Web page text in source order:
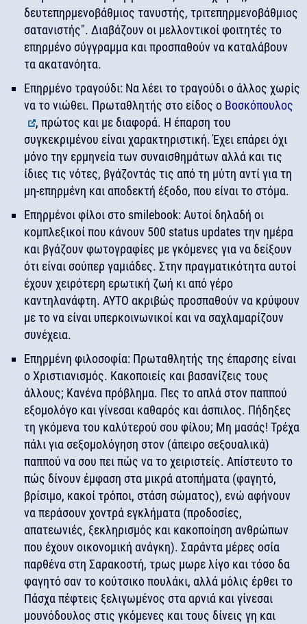
δευτεπηρμενοβάθμιος τανυστής, τριτεπηρμενοβάθμιος
σατανιστής". Διαβάζουν οι μελλοντικοί φοιτητές το
επηρμένο σύγγραμμα και προσπαθούν να καταλάβουν
τα ακατανόητα.
Επηρμένο τραγούδι: Να λέει το τραγούδι ο άλλος χωρίς
να το νιώθει. Πρωταθλητής στο είδος ο Βοσκόπουλος
, πρώτος και με διαφορά. Η έπαρση του
συγκεκριμένου είναι χαρακτηριστική. Έχει επάρει όχι
μόνο την ερμηνεία των συναισθημάτων αλλά και τις
ίδιες τις νότες, βγάζοντάς τις από τη μύτη αντί για τη
μη-επηρμένη και αποδεκτή έξοδο, που είναι το στόμα.
Επηρμένοι φίλοι στο smilebook: Αυτοί δηλαδή οι
κομπλεξικοί που κάνουν 500 status updates την ημέρα
και βγάζουν φωτογραφίες με γκόμενες για να δείξουν
ότι είναι σούπερ γαμιάδες. Στην πραγματικότητα αυτοί
έχουν χειρότερη ερωτική ζωή κι από γέρο
καντηλανάφτη. ΑΥΤΟ ακριβώς προσπαθούν να κρύψουν
με το να είναι υπερκοινωνικοί και να σαχλαμαρίζουν
συνέχεια.
Eπηρμένη φιλοσοφία: Πρωταθλητής της έπαρσης είναι
ο Χριστιανισμός. Κακοποιείς και βασανίζεις τους
άλλους; Κανένα πρόβλημα. Πες το απλά στον παππού
εξομολόγο και γίνεσαι καθαρός και άσπιλος. Πήδηξες
τη γκόμενα του καλύτερού σου φίλου; Μη μασάς! Τρέχα
πάλι για σεξομολόγηση στον (άπειρο σεξουαλικά)
παππού να σου πει πώς να το χειριστείς. Απίστευτο το
πώς δίνουν έμφαση στα μικρά ατοπήματα (φαγητό,
βρίσιμο, κακοί τρόποι, στάση σώματος), ενώ αφήνουν
να περάσουν χοντρά εγκλήματα (προδοσίες,
απατεωνιές, ξεκληρισμός και κακοποίηση ανθρώπων
που έχουν οικονομική ανάγκη). Σαράντα μέρες οσία
παρθένα στη Σαρακοστή, τρως μωρε λίγο και τόσο δα
φαγητό σαν το κούτσικο πουλάκι, αλλά μόλις έρθει το
Πάσχα πέφτεις ξελιγωμένος στα αρνιά και γίνεσαι
μουνόδουλος στις γκόμενες και τους δίνεις γη και